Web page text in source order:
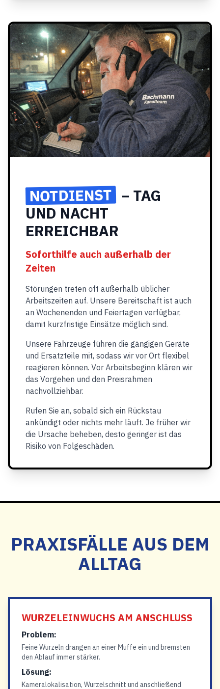
NOTDIENST – TAG
UND NACHT
ERREICHBAR
Soforthilfe auch außerhalb der
Zeiten
Störungen treten oft außerhalb üblicher
Arbeitszeiten auf. Unsere Bereitschaft ist auch
an Wochenenden und Feiertagen verfügbar,
damit kurzfristige Einsätze möglich sind.
Unsere Fahrzeuge führen die gängigen Geräte
und Ersatzteile mit, sodass wir vor Ort flexibel
reagieren können. Vor Arbeitsbeginn klären wir
das Vorgehen und den Preisrahmen
nachvollziehbar.
Rufen Sie an, sobald sich ein Rückstau
ankündigt oder nichts mehr läuft. Je früher wir
die Ursache beheben, desto geringer ist das
Risiko von Folgeschäden.
PRAXISFÄLLE AUS DEM
ALLTAG
WURZELEINWUCHS AM ANSCHLUSS
Problem:
Feine Wurzeln drangen an einer Muffe ein und bremsten
den Ablauf immer stärker.
Lösung:
Kameralokalisation, Wurzelschnitt und anschließend